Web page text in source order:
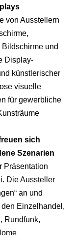
von Ausstellern
und
Display-
künstlerischer
visuelle
für gewerbliche
sich
Szenarien
Präsentation
Die Aussteller
an und
Einzelhandel,
Rundfunk,